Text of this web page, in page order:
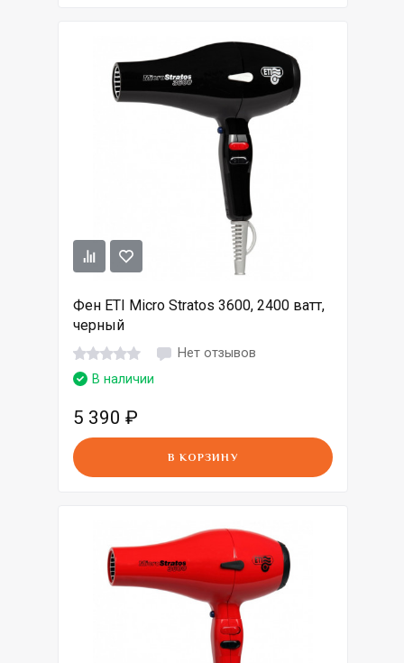
Фен ETI Micro Stratos 3600, 2400 ватт,
черный
Нет отзывов
В наличии
5 390 ₽
В КОРЗИНУ